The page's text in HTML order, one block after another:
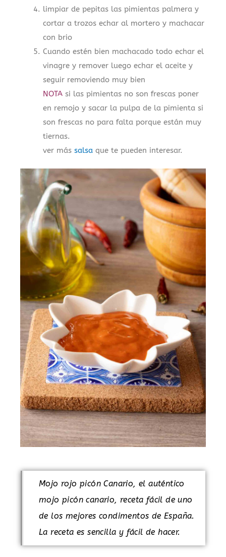
limpiar de pepitas las pimientas palmera y
cortar a trozos echar al mortero y machacar
con brio
Cuando estén bien machacado todo echar el
vinagre y remover luego echar el aceite y
seguir removiendo muy bien
NOTA si las pimientas no son frescas poner
en remojo y sacar la pulpa de la pimienta si
son frescas no para falta porque están muy
tiernas.
ver mássalsa que te pueden interesar.
Mojo rojo picón Canario, el auténtico
mojo picón canario, receta fácil de uno
de los mejores condimentos de España.
La receta es sencilla y fácil de hacer.